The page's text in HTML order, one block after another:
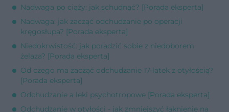
Nadwaga po ciąży: jak schudnąć? [Porada eksperta]
Nadwaga: jak zacząć odchudzanie po operacji
kręgosłupa? [Porada eksperta]
Niedokrwistość: jak poradzić sobie z niedoborem
żelaza? [Porada eksperta]
Od czego ma zacząć odchudzanie 17-latek z otyłością?
[Porada eksperta]
Odchudzanie a leki psychotropowe [Porada eksperta]
Odchudzanie w otyłości - jak zmniejszyć łaknienie na